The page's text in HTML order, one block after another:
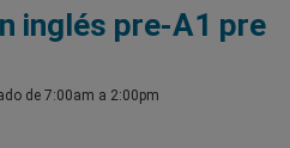
inglés pre-A1 pre
de 7:00am a 2:00pm